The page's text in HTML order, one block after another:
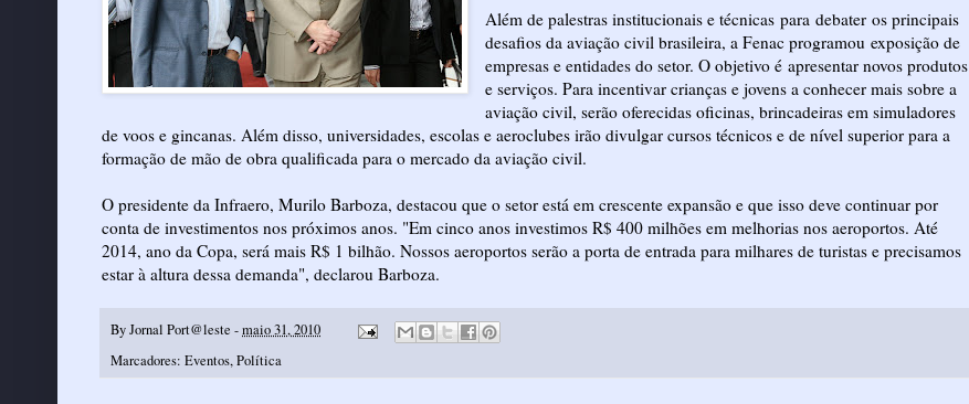
Além de palestras institucionais e técnicas para debater os principais
desafios da aviação civil brasileira, a Fenac programou exposição de
empresas e entidades do setor. O objetivo é apresentar novos produtos
e serviços. Para incentivar crianças e jovens a conhecer mais sobre a
aviação civil, serão oferecidas oficinas, brincadeiras em simuladores
de voos e gincanas. Além disso, universidades, escolas e aeroclubes irão divulgar cursos técnicos e de nível superior para a
formação de mão de obra qualificada para o mercado da aviação civil.
O presidente da Infraero, Murilo Barboza, destacou que o setor está em crescente expansão e que isso deve continuar por
conta de investimentos nos próximos anos. "Em cinco anos investimos R$ 400 milhões em melhorias nos aeroportos. Até
2014, ano da Copa, será mais R$ 1 bilhão. Nossos aeroportos serão a porta de entrada para milhares de turistas e precisamos
estar à altura dessa demanda", declarou Barboza.
ByJornal Port@leste -maio 31, 2010
Marcadores: Eventos,Política